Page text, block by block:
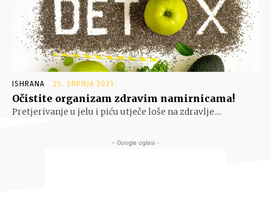
ISHRANA 25. SRPNJA 2021.
Očistite organizam zdravim namirnicama!
Pretjerivanje u jelu i piću utječe loše na zdravlje....
- Google oglasi -